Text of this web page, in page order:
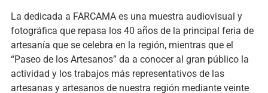
La dedicada a FARCAMA es una muestra audiovisual y
fotográfica que repasa los 40 años de la principal feria de
artesanía que se celebra en la región, mientras que el
“Paseo de los Artesanos” da a conocer al gran público la
actividad y los trabajos más representativos de las
artesanas y artesanos de nuestra región mediante veinte